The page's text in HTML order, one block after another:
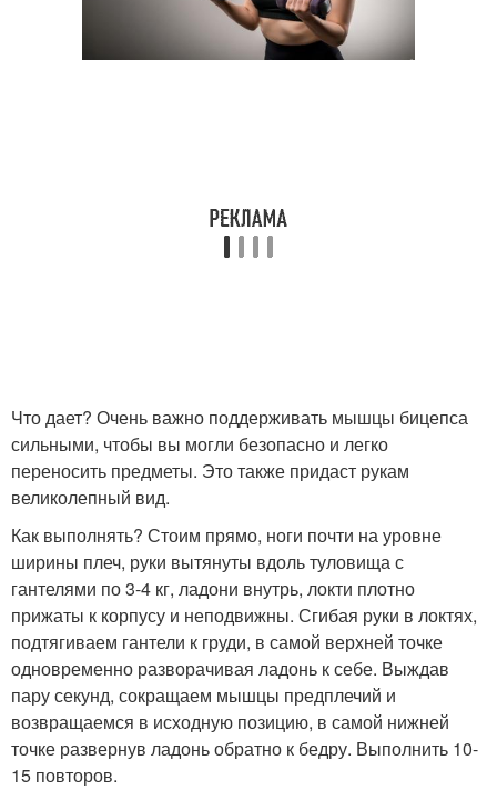
Что дает? Очень важно поддерживать мышцы бицепса
сильными, чтобы вы могли безопасно и легко
переносить предметы. Это также придаст рукам
великолепный вид.
Как выполнять? Стоим прямо, ноги почти на уровне
ширины плеч, руки вытянуты вдоль туловища с
гантелями по 3-4 кг, ладони внутрь, локти плотно
прижаты к корпусу и неподвижны. Сгибая руки в локтях,
подтягиваем гантели к груди, в самой верхней точке
одновременно разворачивая ладонь к себе. Выждав
пару секунд, сокращаем мышцы предплечий и
возвращаемся в исходную позицию, в самой нижней
точке развернув ладонь обратно к бедру. Выполнить 10-
15 повторов.